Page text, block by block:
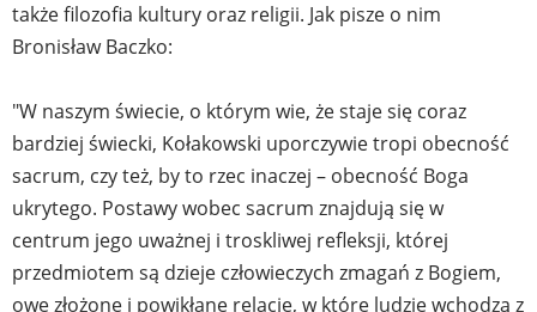
także filozofia kultury oraz religii. Jak pisze o nim
Bronisław Baczko:
"W naszym świecie, o którym wie, że staje się coraz
bardziej świecki, Kołakowski uporczywie tropi obecność
sacrum, czy też, by to rzec inaczej – obecność Boga
ukrytego. Postawy wobec sacrum znajdują się w
centrum jego uważnej i troskliwej refleksji, której
przedmiotem są dzieje człowieczych zmagań z Bogiem,
owe złożone i powikłane relacje, w które ludzie wchodzą z